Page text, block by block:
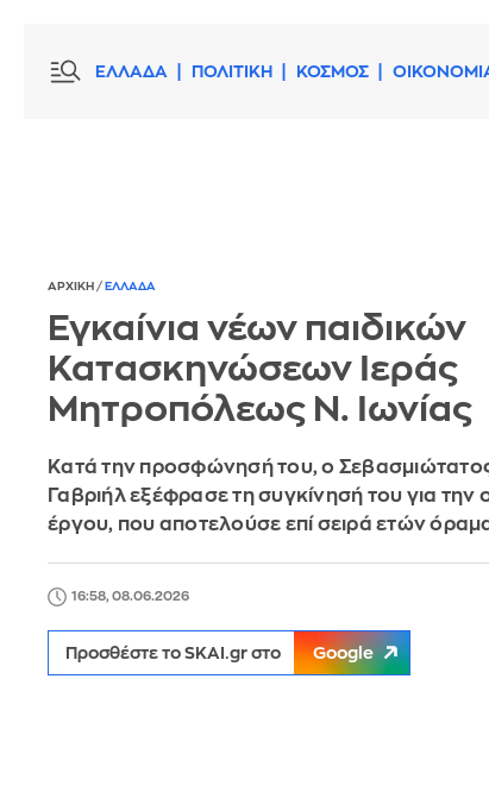
ΕΛΛΑΔΑ ΠΟΛΙΤΙΚΗ ΚΟΣΜΟΣ
ΑΡΧΙΚΗ / ΕΛΛΑΔΑ
Εγκαίνια νέων παιδικών
Κατασκηνώσεων Ιεράς
Μητροπόλεως Ν. Ιωνίας
Κατά την προσφώνησή του, ο
Γαβριήλ εξέφρασε τη συγκίνησή του για
έργου, που αποτελούσε επί σειρά ετών
16:58, 08.06.2026
Προσθέστε το SKAI.gr στο Google